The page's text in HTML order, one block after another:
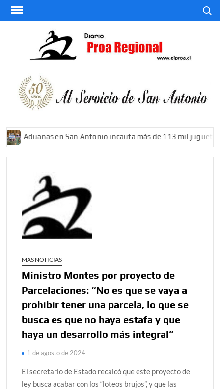
Saltar
Aduanas en San Antonio incauta más de 113 mil juguetes
MAS NOTICIAS
Ministro Montes por proyecto de
Parcelaciones: “No es que se vaya a
prohibir tener una parcela, lo que se
busca es que no haya estafa y que
haya un desarrollo más integral”
1 de agosto de 2024
El secretario de Estado recalcó que este proyecto de
ley busca acabar con los “loteos brujos”, y que las